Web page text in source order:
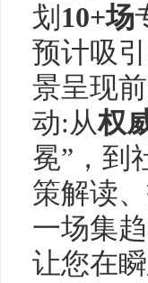
划 10+场
预计吸
景呈现
动:从权
冕”，到
策解读
一场集
让您在